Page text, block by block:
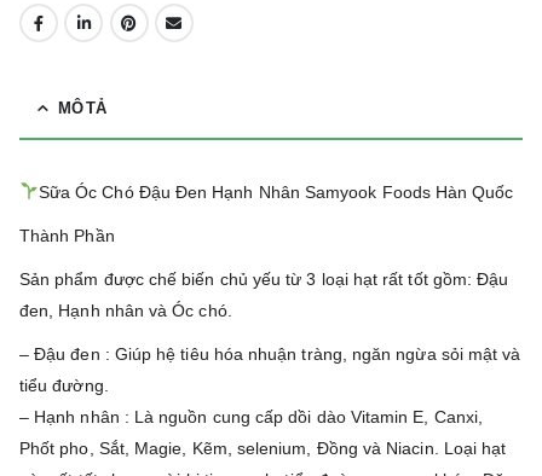
MÔ TẢ
Sữa Óc Chó Đậu Đen Hạnh Nhân Samyook Foods Hàn Quốc
Thành Phần
Sản phẩm được chế biến chủ yếu từ 3 loại hạt rất tốt gồm: Đậu
đen, Hạnh nhân và Óc chó.
– Đậu đen : Giúp hệ tiêu hóa nhuận tràng, ngăn ngừa sỏi mật và
tiểu đường.
– Hạnh nhân : Là nguồn cung cấp dồi dào Vitamin E, Canxi,
Phốt pho, Sắt, Magie, Kẽm, selenium, Đồng và Niacin. Loại hạt